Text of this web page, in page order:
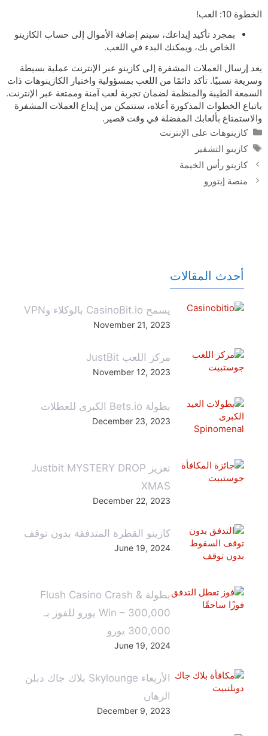
الخطوة 10: العب!
بمجرد تأكيد إيداعك، سيتم إضافة الأموال إلى حساب الكازينو
الخاص بك، ويمكنك البدء في اللعب.
يعد إرسال العملات المشفرة إلى كازينو عبر الإنترنت عملية بسيطة
وسريعة نسبيًا. تأكد دائمًا من اللعب بمسؤولية واختيار الكازينوهات ذات
السمعة الطيبة والمنظمة لضمان تجربة لعب آمنة وممتعة عبر الإنترنت.
باتباع الخطوات المذكورة أعلاه، ستتمكن من إيداع العملات المشفرة
والاستمتاع بألعابك المفضلة في وقت قصير.
Categories
كازينوهات على الإنترنت
Tags
كازينو التشفير
كازينو رأس الخيمة
منصة إيتورو
أحدث المقالات
يسمح CasinoBit.io بالوكلاء وVPN
November 21, 2023
مركز اللعب JustBit
November 12, 2023
بطولة Bets.io الكبرى للعطلات
December 23, 2023
تعزيز Justbit MYSTERY DROP
XMAS
December 22, 2023
كازينو القطرة المتدفقة بدون توقف
June 19, 2024
بطولة Flush Casino Crash &
Win – 300,000 يورو للفوز بـ
300,000 يورو
June 19, 2024
الأربعاء Skylounge بلاك جاك دبلن
الرهان
December 9, 2023